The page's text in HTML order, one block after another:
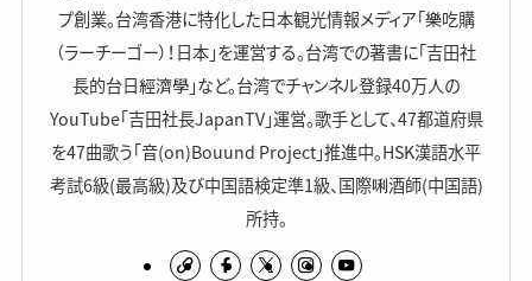
プ創業。台湾香港に特化した日本観光情報メディア「樂吃購
（ラーチーゴー）！日本」を運営する。台湾での著書に「吉田社
長的台日經濟學」など。台湾でチャンネル登録40万人の
YouTube「吉田社長JapanTV」運営。歌手として、47都道府県
を47曲歌う「音(on)Bouund Project」推進中。HSK漢語水平
考試6級(最高級)及び中国語検定準1級、国際唎酒師(中国語)
所持。